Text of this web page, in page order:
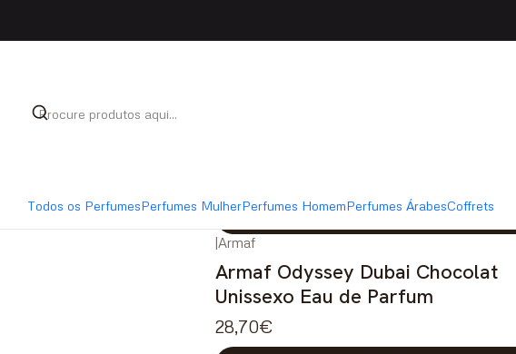
Todos os PerfumesPerfumes MulherPerfumes HomemPerfumes ÁrabesCoffrets
Ver opções
|Armaf
Armaf Odyssey Dubai Chocolat
Unissexo Eau de Parfum
28,70€